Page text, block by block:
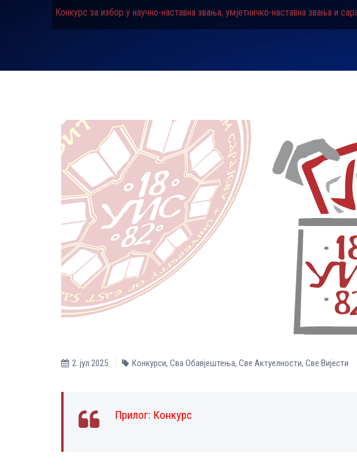
Конкурс за избор у научно-наставна звања, умјетничко-наставна звања и
2. јул 2025. Конкурси, Сва Обавјештења, Све Aктуелности, Све Вијести
Прилог: Конкурс